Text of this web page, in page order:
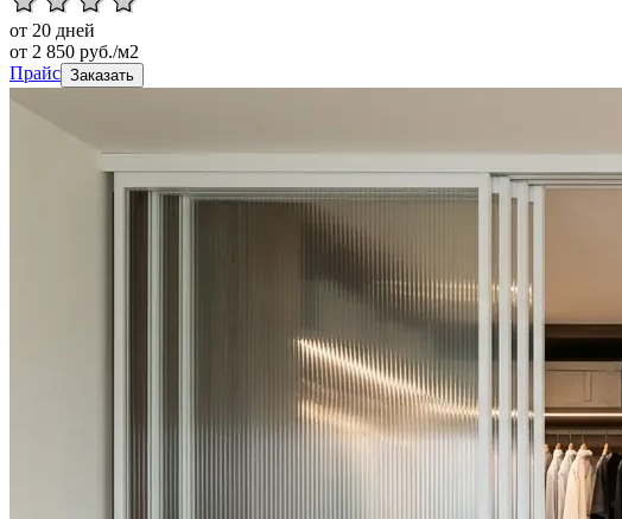
от 20 дней
от 2 850 руб./м2
Прайс Заказать